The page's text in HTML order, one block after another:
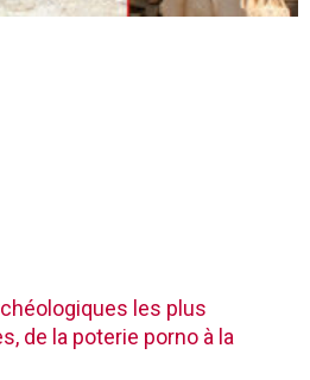
les plus
de la poterie porno à la